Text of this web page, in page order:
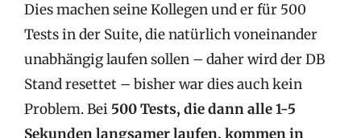
Dies machen seine Kollegen und er für 500
Tests in der Suite, die natürlich voneinander
unabhängig laufen sollen – daher wird der DB
Stand resettet – bisher war dies auch kein
Problem. Bei 500 Tests, die dann alle 1-5
Sekunden langsamer laufen, kommen in